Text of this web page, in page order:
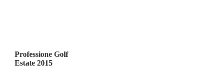
Professione Golf
Estate 2015